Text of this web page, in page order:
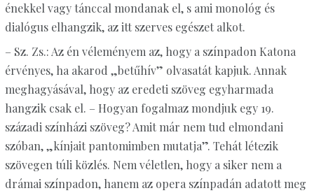
énekkel vagy tánccal mondanak el, s ami monológ és
dialógus elhangzik, az itt szerves egészet alkot.
– Sz. Zs.: Az én véleményem az, hogy a színpadon Katona
érvényes, ha akarod „betűhív” olvasatát kapjuk. Annak
meghagyásával, hogy az eredeti szöveg egyharmada
hangzik csak el. – Hogyan fogalmaz mondjuk egy 19.
századi színházi szöveg? Amit már nem tud elmondani
szóban, „kínjait pantomimben mutatja”. Tehát létezik
szövegen túli közlés. Nem véletlen, hogy a siker nem a
drámai színpadon, hanem az opera színpadán adatott meg